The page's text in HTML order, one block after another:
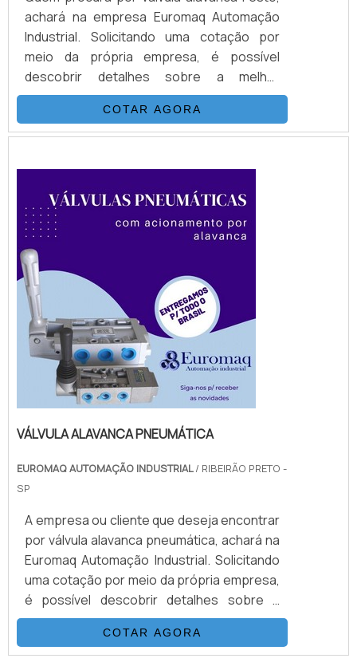
achará na empresa Euromaq Automação
Industrial. Solicitando uma cotação por
meio da própria empresa, é possível
descobrir detalhes sobre a melhor
referência em qualidade.Quando o assunto
é válvula alavanca Festo, com os melhores
profissionais da Euromaq Automação
acessível.DETALHES INTERESSANTES
SOBRE A VÁLVULA ALAVANCA FESTO...
COTAR AGORA
VÁLVULA ALAVANCA PNEUMÁTICA
EUROMAQ AUTOMAÇÃO INDUSTRIAL/ RIBEIRÃO PRETO -
SP
A empresa ou cliente que deseja encontrar
por válvula alavanca pneumática, achará na
Euromaq Automação Industrial. Solicitando
uma cotação por meio da própria empresa,
é possível descobrir detalhes sobre a
melhor referência em qualidade.UM POUCO
MAIS SOBRE A VÁLVULA ALAVANCA
PNEUMÁTICAQuem está à procura de
COTAR AGORA